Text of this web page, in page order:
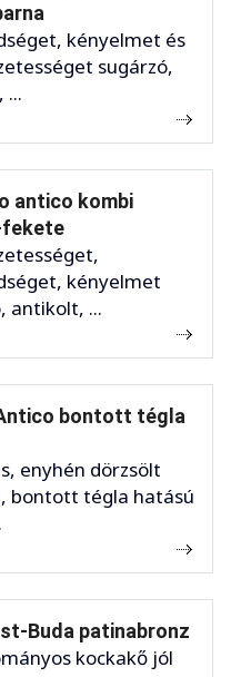
kényelmet és
sugárzó,
...
antico kombi
kényelmet
antikolt, ...
bontott tégla
enyhén dörzsölt
bontott tégla hatású
Buda patinabronz
kockakő jól